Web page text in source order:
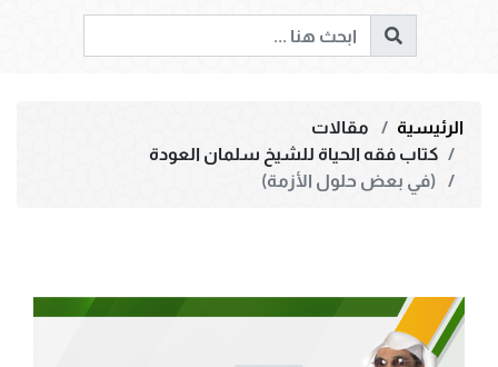
الرئيسية
مقالات
كتاب فقه الحياة للشيخ سلمان العودة
(في بعض حلول الأزمة)